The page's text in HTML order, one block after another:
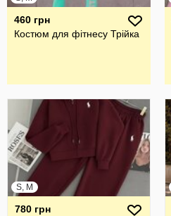
460 грн
Костюм для фітнесу Трійка
S, M
780 грн